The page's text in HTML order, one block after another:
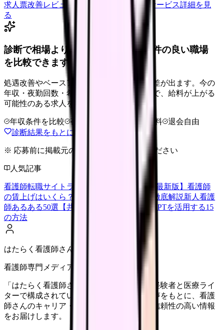
求人票改善レビューの見積もりを依頼
サービス詳細を見
る
診断で相場より低いと感じたら、条件の良い職場
を比較できます。
処遇改善やベースアップは職場ごとに反映差が出ます。今の
年収・夜勤回数・希望条件を整理したうえで、給料が上がる
可能性のある求人を相談できます。
年収条件を比較 夜勤なしも相談 完全無料
退会自由
診断結果をもとに職場を相談する
※ 応募前に掲載元の最新情報を確認してください
人気記事
看護師転職サイトランキングTOP5【2026年最新版】 看護師
の賃上げはいくら？2026年度の最新情報を徹底解説新人看護
師あるある50選【共感必至】
看護師がChatGPTを活用する15
の方法
はたらく看護師さん編集部
看護師専門メディア
「はたらく看護師さん」編集部は、看護師経験者と医療ライ
ターで構成されています。現場のリアルな声をもとに、看護
師さんのキャリア・転職・働き方に関する信頼性の高い情報
をお届けします。